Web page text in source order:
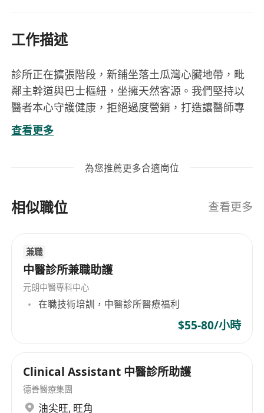
工作描述
診所正在擴張階段，新鋪坐落土瓜灣心臟地帶，毗
鄰主幹道與巴士樞紐，坐擁天然客源。我們堅持以
醫者本心守護健康，拒絕過度營銷，打造讓醫師專
注醫道的療癒空間。
工作亮點
黃金地段：地舖經營，自帶穩定客源
假期優厚：例假6-8天+年假12-14天（逐年遞
尋覓這樣的您
持香港註冊中醫師執照
應屆畢業生或1-2年經驗者優先
厭惡過度推銷，堅守醫者初心
療效贏得信任。誠邀志同道合的您一起共事。
WhatsApp:**********（應徵請備：履歷、註冊證
書）
查看更多
為您推薦更多合適崗位
相似職位 查看更多
兼職
中醫診所兼職助護
元朗中醫專科中心
在職技術培訓，中醫診所醫療福利
$55-80/小時
Clinical Assistant 中醫診所助護
德善醫療集團
油尖旺, 旺角